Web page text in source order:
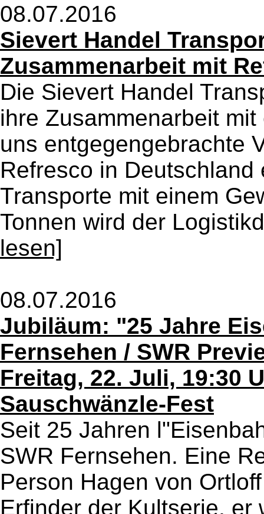
08.07.2016
Sievert Handel
Zusammenarbeit mit
Die Sievert Handel
ihre Zusammenarbeit
uns entgegengebrachte
Refresco in
Transporte mit einem
Tonnen wird der
lesen]
08.07.2016
Jubiläum: "25 Jahre
Fernsehen / SWR
Freitag, 22. Juli, 19:30
Sauschwänzle-Fest
Seit 25 Jahren
SWR Fernsehen. Eine
Person Hagen von
Erfinder der Kultserie, er